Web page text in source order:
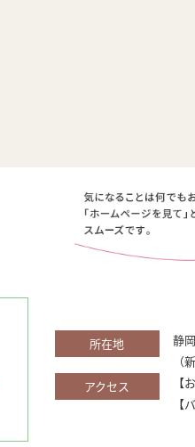
所在地
静
（
アクセス
【
【